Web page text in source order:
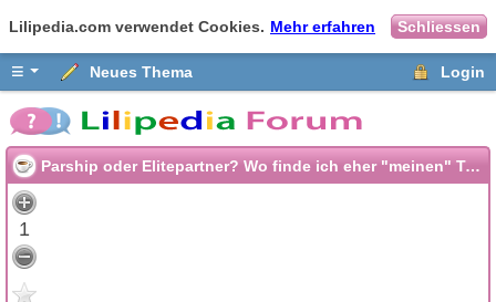
Lilipedia.com verwendet Cookies. Mehr erfahren Schliessen
≡ Neues Thema Login
Parship oder Elitepartner? Wo finde ich eher "meinen" Typ Mann?
1